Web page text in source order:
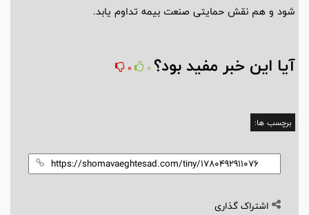
شود و هم نقش حمایتی صنعت بیمه تداوم یابد.
آیا این خبر مفید بود؟ 0
0
برچسب ها:
اشتراک گذاری